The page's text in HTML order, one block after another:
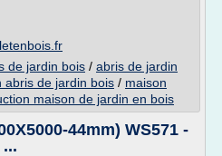
de jardin bois / abris de jardin
abris de jardin bois / maison
maison de jardin en bois
44mm) WS571 -